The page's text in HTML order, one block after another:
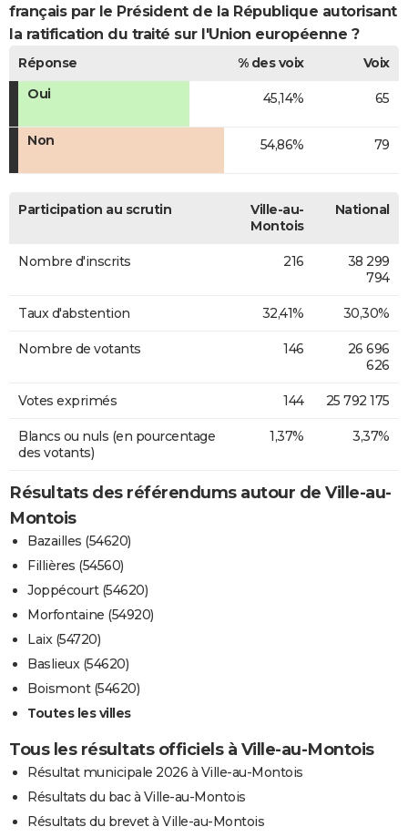
français par le Président de la République autorisant
la ratification du traité sur l'Union européenne ?
Réponse % des voix
Voix
Oui
45,14% 65
Non 54,86% 79
Participation au scrutin
Ville-au-
Montois
National
Nombre d'inscrits 216
38 299
794
Taux d'abstention 32,41% 30,30%
Nombre de votants 146
26 696
626
Votes exprimés 144 25 792 175
Blancs ou nuls (en pourcentage
des votants)
1,37% 3,37%
Résultats des référendums autour de Ville-au-
Montois
Bazailles (54620)
Fillières (54560)
Joppécourt (54620)
Morfontaine (54920)
Laix (54720)
Baslieux (54620)
Boismont (54620)
Toutes les villes
Tous les résultats officiels à Ville-au-Montois
Résultat municipale 2026 à Ville-au-Montois
Résultats du bac à Ville-au-Montois
Résultats du brevet à Ville-au-Montois